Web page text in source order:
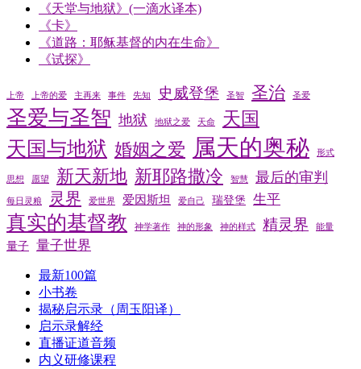
《天堂与地狱》(一滴水译本)
《卡》
《道路：耶稣基督的内在生命》
《试探》
上帝 上帝的爱 主再来 事件 先知 史威登堡 圣智 圣治 圣爱
圣爱与圣智 地狱 地狱之爱 天命 天国
天国与地狱 婚姻之爱 属天的奥秘 形式
思想 愿望 新天新地 新耶路撒冷 智慧 最后的审判
每日灵粮 灵界 爱世界 爱因斯坦 爱自己 瑞登堡 生平
真实的基督教 神学著作 神的形象 神的样式 精灵界 能量
量子 量子世界
最新100篇
小书卷
揭秘启示录（周玉阳译）
启示录解经
直播证道音频
内义研修课程